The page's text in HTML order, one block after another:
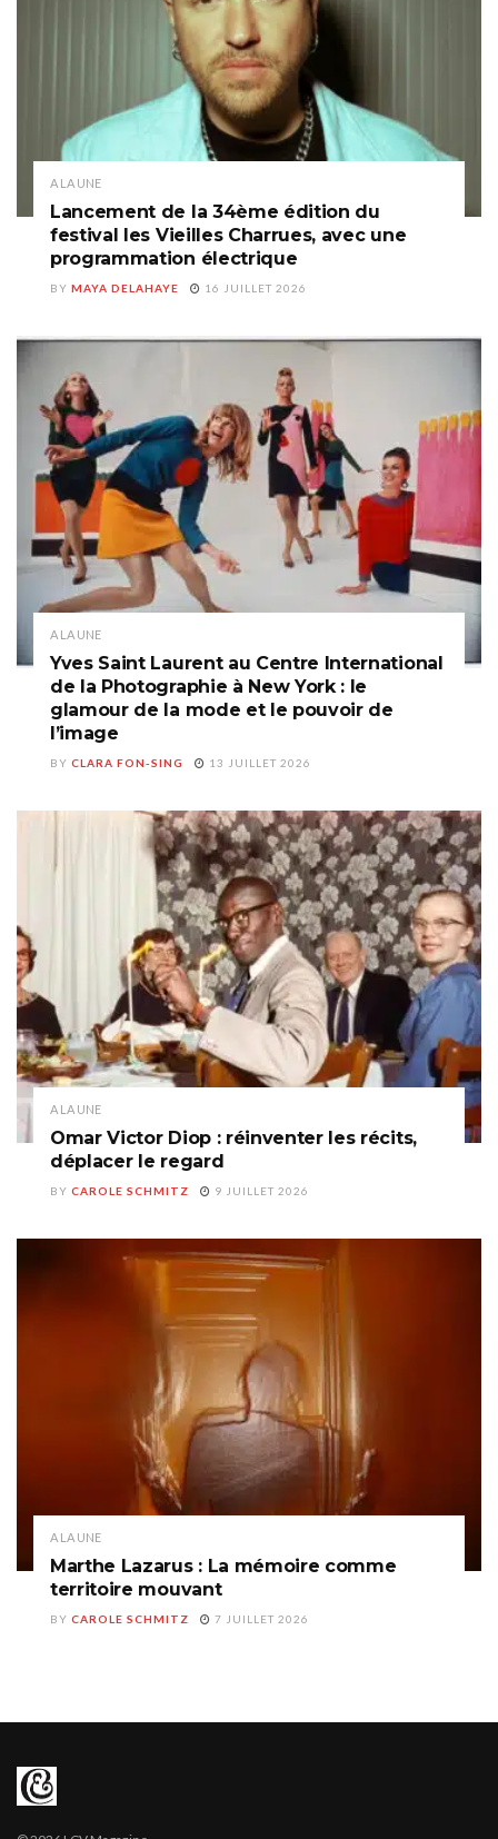
A LA UNE
Lancement de la 34ème édition du
festival les Vieilles Charrues, avec une
programmation électrique
BY MAYA DELAHAYE 16 JUILLET 2026
A LA UNE
Yves Saint Laurent au Centre International
de la Photographie à New York : le
glamour de la mode et le pouvoir de
l’image
BY CLARA FON-SING 13 JUILLET 2026
A LA UNE
Omar Victor Diop : réinventer les récits,
déplacer le regard
BY CAROLE SCHMITZ 9 JUILLET 2026
A LA UNE
Marthe Lazarus : La mémoire comme
territoire mouvant
BY CAROLE SCHMITZ 7 JUILLET 2026